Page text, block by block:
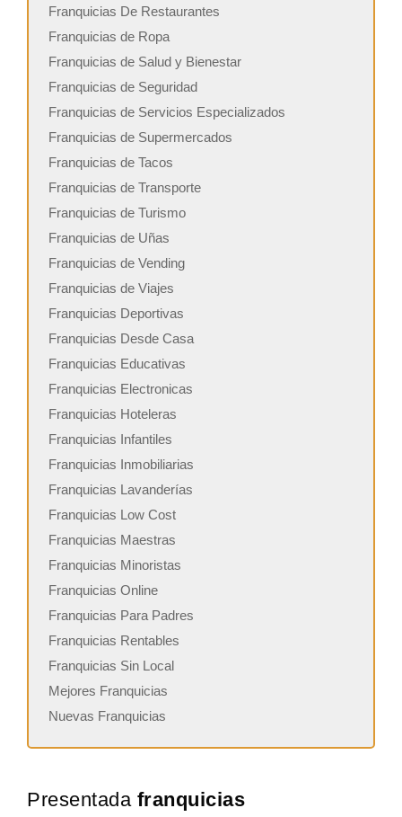
Franquicias De Restaurantes
Franquicias de Ropa
Franquicias de Salud y Bienestar
Franquicias de Seguridad
Franquicias de Servicios Especializados
Franquicias de Supermercados
Franquicias de Tacos
Franquicias de Transporte
Franquicias de Turismo
Franquicias de Uñas
Franquicias de Vending
Franquicias de Viajes
Franquicias Deportivas
Franquicias Desde Casa
Franquicias Educativas
Franquicias Electronicas
Franquicias Hoteleras
Franquicias Infantiles
Franquicias Inmobiliarias
Franquicias Lavanderías
Franquicias Low Cost
Franquicias Maestras
Franquicias Minoristas
Franquicias Online
Franquicias Para Padres
Franquicias Rentables
Franquicias Sin Local
Mejores Franquicias
Nuevas Franquicias
Presentada franquicias